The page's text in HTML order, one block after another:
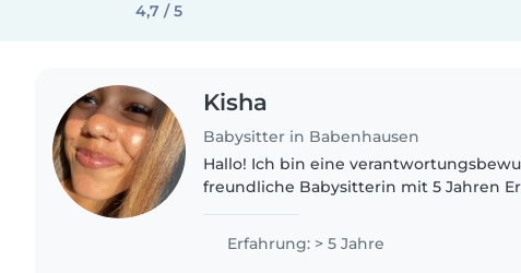
4,7 / 5
Kisha
Babysitter in Babenhausen
Hallo! Ich bin eine
freundliche Babysitterin mit 5 Jahren
Ich liebe es, kreativ zu..
Erfahrung: > 5 Jahre